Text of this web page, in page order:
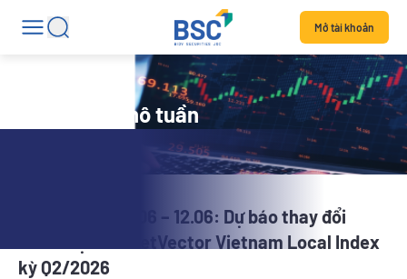
Mở tài khoản
Báo cáo vĩ mô tuần
BSC Radar | 08.06 – 12.06: Dự báo thay đổi
danh mục MarketVector Vietnam Local Index
kỳ Q2/2026